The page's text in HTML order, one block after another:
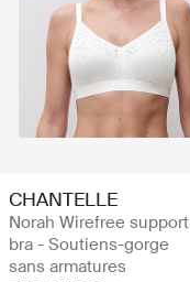
CHANTELLE
Norah Wirefree support
bra - Soutiens-gorge
sans armatures